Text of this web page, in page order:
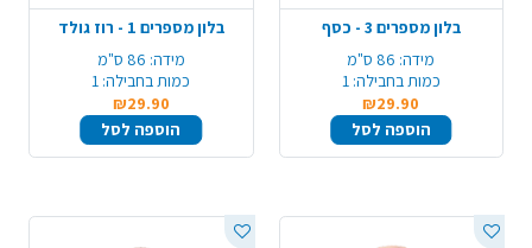
בלון מספרים 3 - כסף
מידה: 86 ס"מ
כמות בחבילה: 1
₪29.90
הוספה לסל
בלון מספרים 1 - רוז גולד
מידה: 86 ס"מ
כמות בחבילה: 1
₪29.90
הוספה לסל